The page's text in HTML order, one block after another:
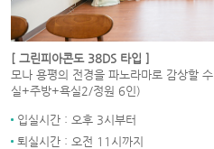
[ 그린피아콘도 38DS 타입 ]
모나 용평의 전경을 파노라마로 감상할
실+주방+욕실2/정원 6인)
입실시간 : 오후 3시부터
퇴실시간 : 오전 11시까지